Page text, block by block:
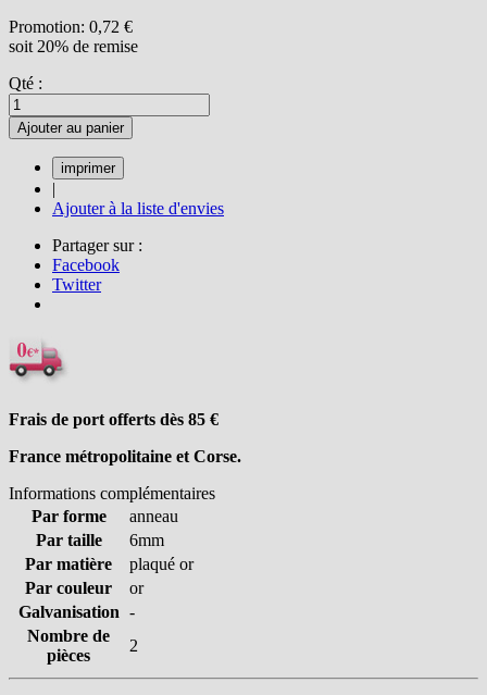
Promotion: 0,72 €
soit 20% de remise
Qté :
Ajouter au panier
|
Ajouter à la liste d'envies
Partager sur :
Facebook
Twitter
Frais de port offerts dès 85 €
France métropolitaine et Corse.
Informations complémentaires
Par forme
anneau
Par taille
6mm
Par matière
plaqué or
Par couleur
or
Galvanisation -
Nombre de
pièces
2